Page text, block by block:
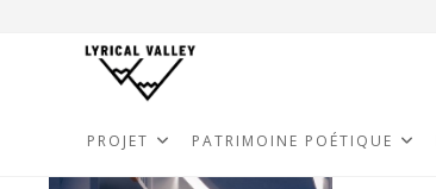
PROJET PATRIMOINE POÉTIQUE